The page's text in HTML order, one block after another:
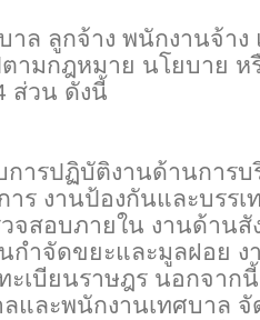
ลูกจ้าง พนักงานจ้าง
ตามกฎหมาย นโยบาย
ส่วน ดังนี้
ฏิบัติงานด้านการบริ
ร งานป้องกันและบรร
สอบภายใน งานด้านสั
กำจัดขยะและมูลฝอย
ะเบียนราษฎร นอกจา
และพนักงานเทศบาล